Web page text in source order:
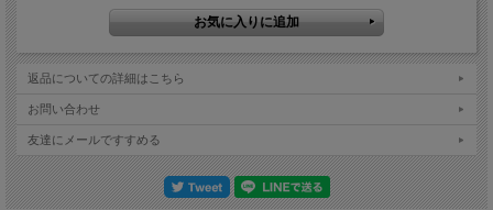
返品についての詳細はこちら
お問い合わせ
友達にメールですすめる